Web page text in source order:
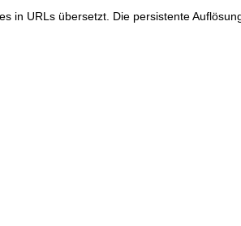
in URLs übersetzt. Die persistente